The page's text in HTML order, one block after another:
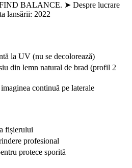
FIND BALANCE. ➤ Despre lucrare
lansării: 2022
la UV (nu se decolorează)
din lemn natural de brad (profil 2
continuă pe laterale
fișierului
profesional
protece sporită